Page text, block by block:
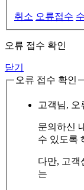
취소 오류접수
오류 접수 확인
닫기
오류 접수 확인
고객님, 오
문의하신
수 있도록
다만, 고객
는